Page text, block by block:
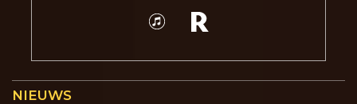
NIEUWS